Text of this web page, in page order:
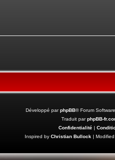
Développé parphpBB® Forum
Traduit parphpBB-
Confidentialité|
Inspired by Christian Bullock| Modified